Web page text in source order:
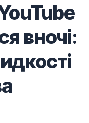
вночі: